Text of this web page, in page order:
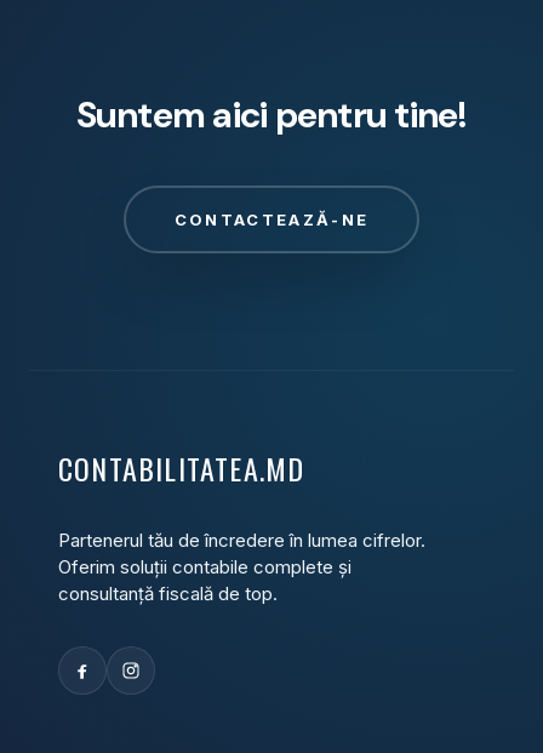
Suntem aici pentru tine!
CONTACTEAZĂ-NE
CONTABILITATEA.MD
Partenerul tău de încredere în lumea cifrelor.
Oferim soluții contabile complete și
consultanță fiscală de top.